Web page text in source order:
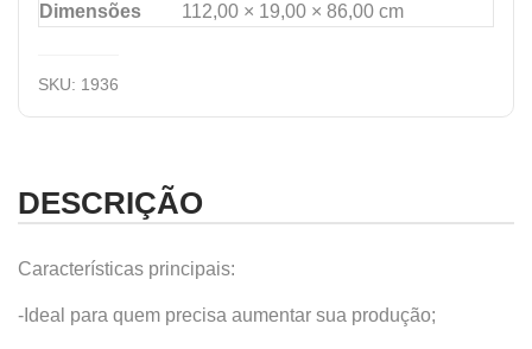
Dimensões
112,00 × 19,00 × 86,00 cm
SKU: 1936
DESCRIÇÃO
Características principais:
-Ideal para quem precisa aumentar sua produção;